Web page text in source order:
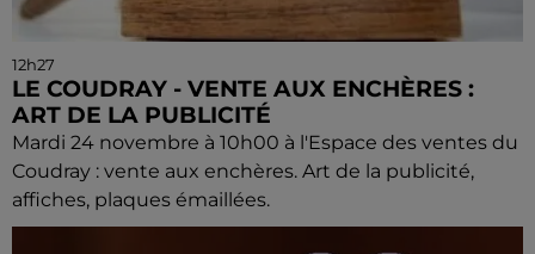
12h27
LE COUDRAY - VENTE AUX ENCHÈRES :
ART DE LA PUBLICITÉ
Mardi 24 novembre à 10h00 à l'Espace des ventes du
Coudray : vente aux enchères. Art de la publicité,
affiches, plaques émaillées.